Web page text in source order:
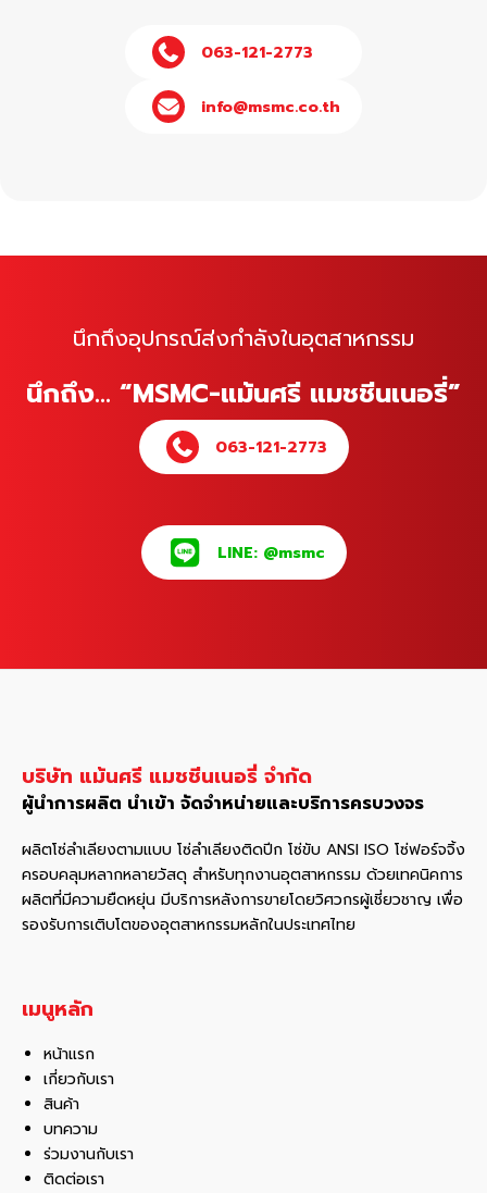
063-121-2773
info@msmc.co.th
นึกถึงอุปกรณ์ส่งกำลังในอุตสาหกรรม
นึกถึง… “MSMC-แม้นศรี แมชชีนเนอรี่”
063-121-2773
LINE: @msmc
บริษัท แม้นศรี แมชชีนเนอรี่ จำกัด
ผู้นำการผลิต นำเข้า จัดจำหน่ายและบริการครบวงจร
ผลิตโซ่ลำเลียงตามแบบ โซ่ลำเลียงติดปีก โซ่ขับ ANSI ISO โซ่ฟอร์จจิ้ง
ครอบคลุมหลากหลายวัสดุ สําหรับทุกงานอุตสาหกรรม ด้วยเทคนิคการ
ผลิตที่มีความยืดหยุ่น มีบริการหลังการขายโดยวิศวกรผู้เชี่ยวชาญ เพื่อ
รองรับการเติบโตของอุตสาหกรรมหลักในประเทศไทย
เมนูหลัก
หน้าแรก
เกี่ยวกับเรา
สินค้า
บทความ
ร่วมงานกับเรา
ติดต่อเรา